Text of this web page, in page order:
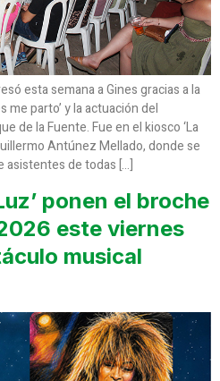
esta semana a Gines gracias a la
me parto’ y la actuación del
de la Fuente. Fue en el kiosco ‘La
Antúnez Mellado, donde se
asistentes de todas […]
ponen el broche
este viernes
musical